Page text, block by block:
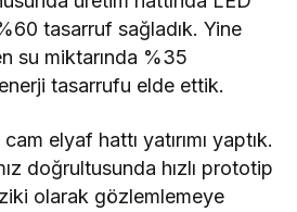
tasarruf sağladık. Yine
su miktarında %35
tasarrufu elde ettik.
elyaf hattı yatırımı yaptık.
doğrultusunda hızlı prototip
olarak gözlemlemeye